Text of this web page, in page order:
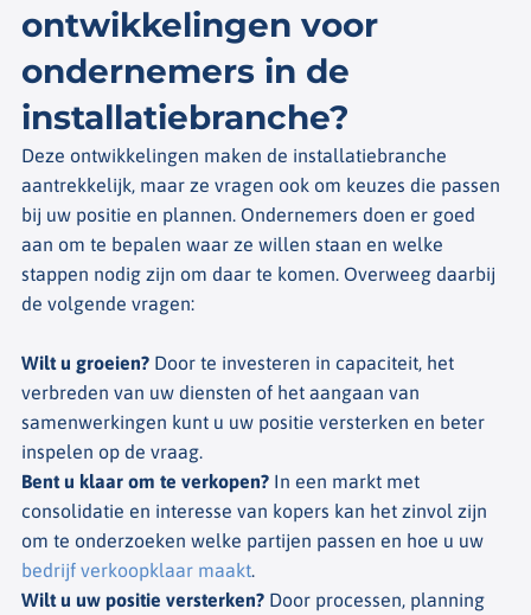
ontwikkelingen voor
ondernemers in de
installatiebranche?
Deze ontwikkelingen maken de installatiebranche
aantrekkelijk, maar ze vragen ook om keuzes die passen
bij uw positie en plannen. Ondernemers doen er goed
aan om te bepalen waar ze willen staan en welke
stappen nodig zijn om daar te komen. Overweeg daarbij
de volgende vragen:
Wilt u groeien? Door te investeren in capaciteit, het
verbreden van uw diensten of het aangaan van
samenwerkingen kunt u uw positie versterken en beter
inspelen op de vraag.
Bent u klaar om te verkopen? In een markt met
consolidatie en interesse van kopers kan het zinvol zijn
om te onderzoeken welke partijen passen en hoe u uw
bedrijf verkoopklaar maakt.
Wilt u uw positie versterken? Door processen, planning